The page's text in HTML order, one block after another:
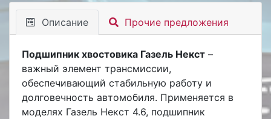
Описание Прочие предложения
Подшипник хвостовика Газель Некст –
важный элемент трансмиссии,
обеспечивающий стабильную работу и
долговечность автомобиля. Применяется в
моделях Газель Некст 4.6, подшипник